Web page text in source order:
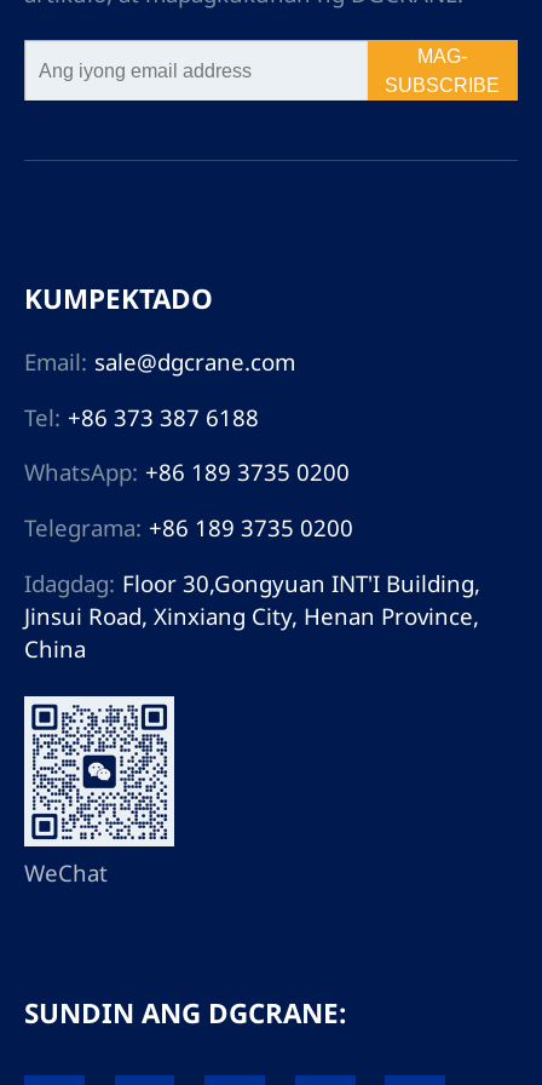
MAG-
SUBSCRIBE
KUMPEKTADO
Email: sale@dgcrane.com
Tel: +86 373 387 6188
WhatsApp: +86 189 3735 0200
Telegrama: +86 189 3735 0200
Idagdag: Floor 30,Gongyuan INT'I Building,
Jinsui Road, Xinxiang City, Henan Province,
China
WeChat
SUNDIN ANG DGCRANE: